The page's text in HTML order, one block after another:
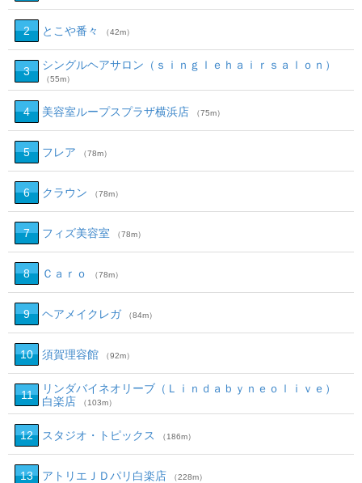
2 とこや番々 （42m）
3 シングルヘアサロン（ｓｉｎｇｌｅｈａｉｒｓａｌｏｎ）
（55m）
4 美容室ループスプラザ横浜店 （75m）
5 フレア （78m）
6 クラウン （78m）
7 フィズ美容室 （78m）
8 Ｃａｒｏ （78m）
9 ヘアメイクレガ （84m）
10 須賀理容館 （92m）
11
リンダバイネオリーブ（Ｌｉｎｄａｂｙｎｅｏｌｉｖｅ）
白楽店
（103m）
12 スタジオ・トピックス （186m）
13 アトリエＪＤパリ白楽店 （228m）